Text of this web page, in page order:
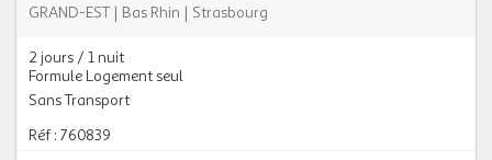
GRAND-EST | Bas Rhin | Strasbourg
2 jours / 1 nuit
Formule Logement seul
Sans Transport
Réf : 760839